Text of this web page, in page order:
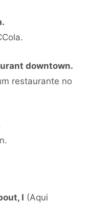
downtown.
restaurante no
I (Aqui